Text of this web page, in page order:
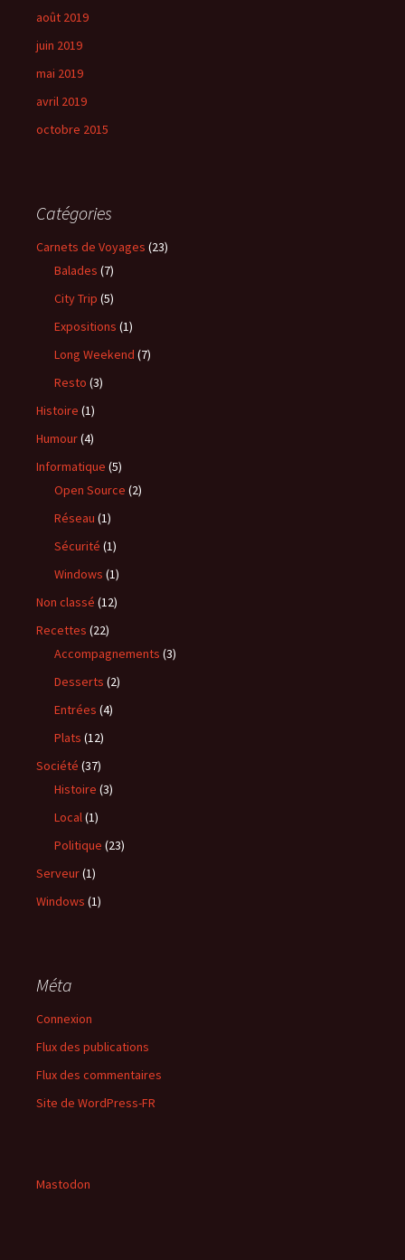
août 2019
juin 2019
mai 2019
avril 2019
octobre 2015
Catégories
Carnets de Voyages (23)
Balades (7)
City Trip (5)
Expositions (1)
Long Weekend (7)
Resto (3)
Histoire (1)
Humour(4)
Informatique (5)
Open Source (2)
Réseau (1)
Sécurité (1)
Windows (1)
Non classé (12)
Recettes (22)
Accompagnements (3)
Desserts (2)
Entrées (4)
Plats (12)
Société (37)
Histoire (3)
Local(1)
Politique (23)
Serveur(1)
Windows (1)
Méta
Connexion
Flux des publications
Flux des commentaires
Site de WordPress-FR
Mastodon